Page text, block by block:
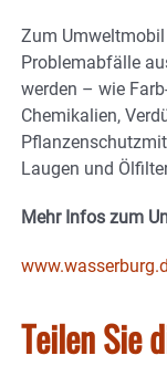
Zum
Problemabfälle
werden – wie
Chemikalien,
Laugen und
Mehr Infos zum
Teilen Sie